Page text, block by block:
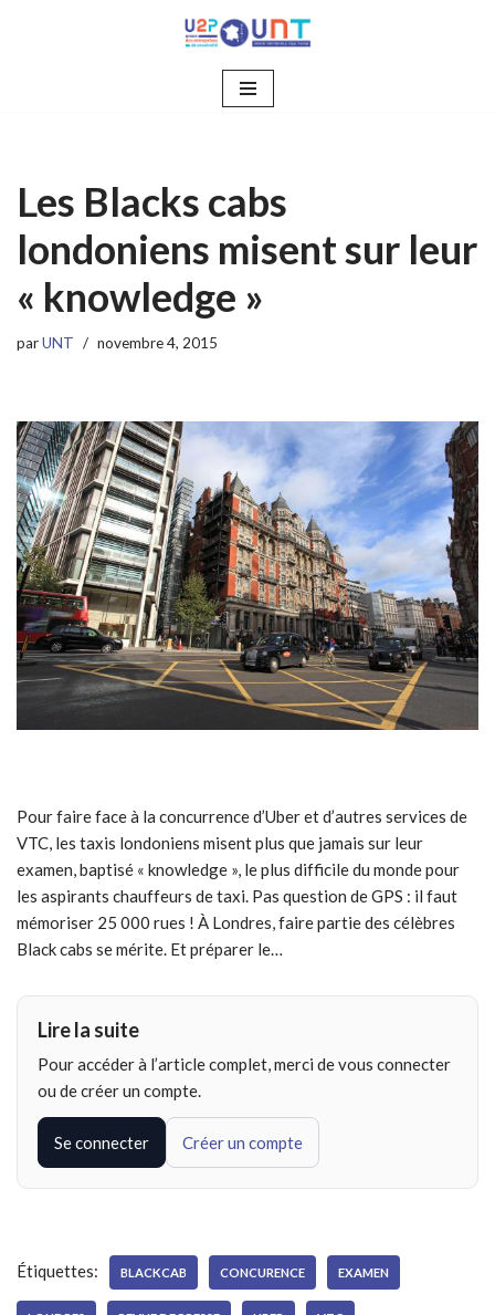
Les Blacks cabs
londoniens misent sur leur
« knowledge »
parUNT novembre 4, 2015
Pour faire face à la concurrence d’Uber et d’autres services de
VTC, les taxis londoniens misent plus que jamais sur leur
examen, baptisé « knowledge », le plus difficile du monde pour
les aspirants chauffeurs de taxi. Pas question de GPS : il faut
mémoriser 25 000 rues ! À Londres, faire partie des célèbres
Black cabs se mérite. Et préparer le…
Lire la suite
Pour accéder à l’article complet, merci de vous connecter
ou de créer un compte.
Se connecter Créer un compte
Étiquettes: BLACKCAB CONCURENCE EXAMEN